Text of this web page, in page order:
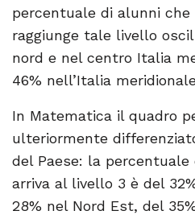
percentuale di alunni che
raggiunge tale livello
nord e nel centro Italia
46% nell’Italia
In Matematica il quadro
ulteriormente
del Paese: la
arriva al livello 3 è del
28% nel Nord Est, del